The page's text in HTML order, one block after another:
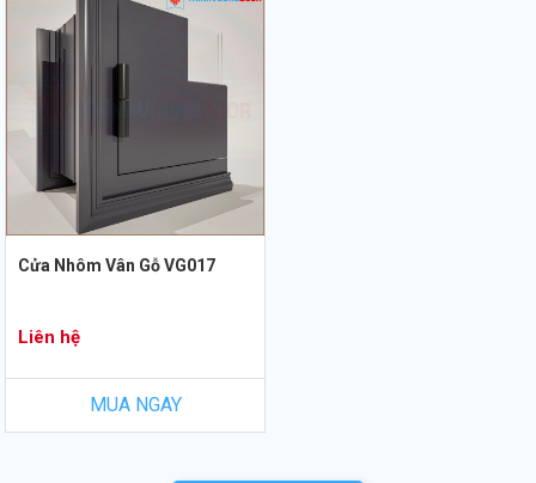
Cửa Nhôm Vân Gỗ VG017
Liên hệ
MUA NGAY